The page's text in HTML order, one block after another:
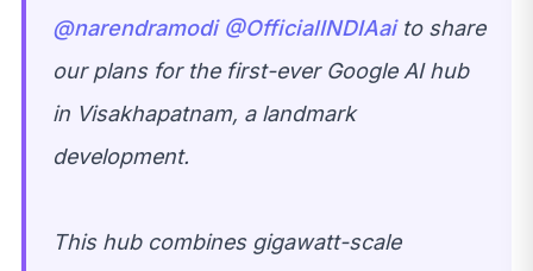
@narendramodi @OfficialINDIAaito share
our plans for the first-ever Google AI hub
in Visakhapatnam, a landmark
development.
This hub combines gigawatt-scale